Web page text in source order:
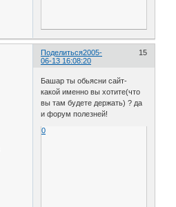
Поделиться 15
2005-
06-13 16:08:20
Башар ты обьясни сайт-
какой именно вы хотите(что
вы там будете держать) ? да
и форум полезней!
0